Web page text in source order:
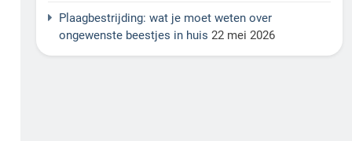
Plaagbestrijding: wat je moet weten over
ongewenste beestjes in huis 22 mei 2026